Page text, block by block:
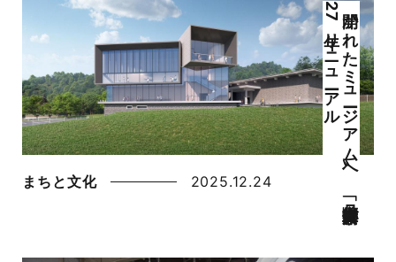
〝開か
れ
た
ミ
ュ
ージ
ア
ム
〟へ
「丹後郷土資料館」が
2
7
年リ
ニ
ュ
ーア
ル
まちと文化 2025.12.24